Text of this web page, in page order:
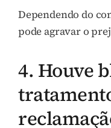
Dependendo do
pode agravar o
4. Houve